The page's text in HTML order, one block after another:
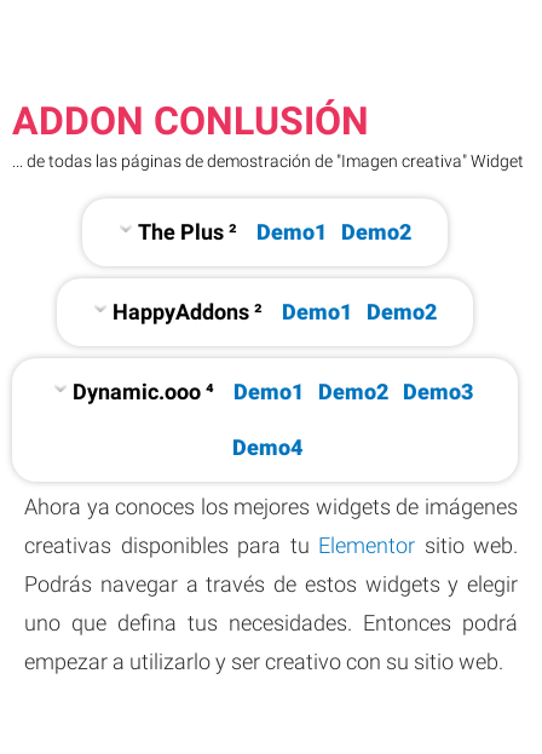
ADDON CONLUSIÓN
... de todas las páginas de demostración de "Imagen creativa" Widget
The Plus ² Demo1 Demo2
HappyAddons ² Demo1 Demo2
Dynamic.ooo ⁴ Demo1 Demo2 Demo3
Demo4
Ahora ya conoces los mejores widgets de imágenes
creativas disponibles para tu Elementor sitio web.
Podrás navegar a través de estos widgets y elegir
uno que defina tus necesidades. Entonces podrá
empezar a utilizarlo y ser creativo con su sitio web.